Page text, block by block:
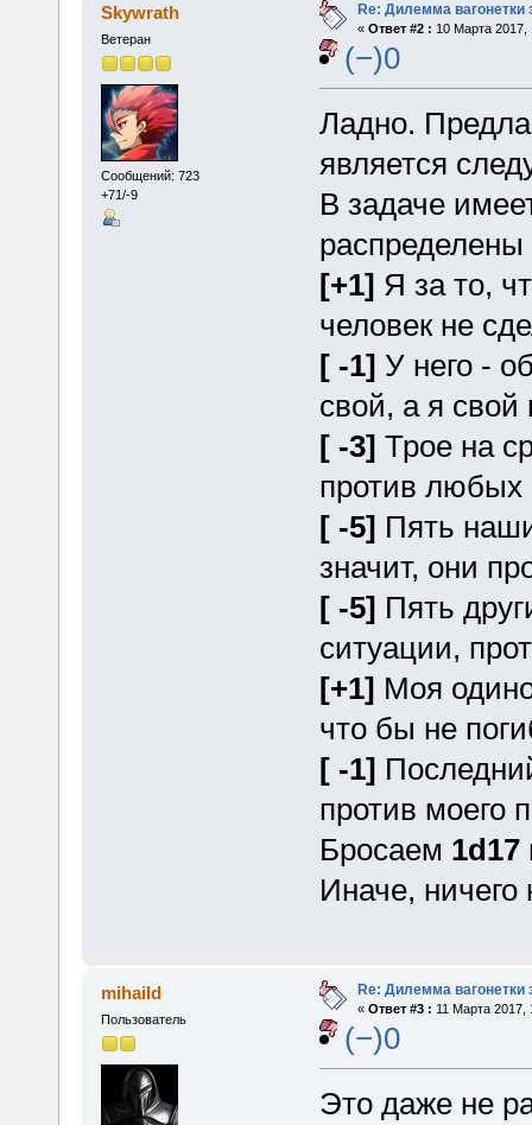
Skywrath
Ветеран
Сообщений: 723
+71/-9
Re: Дилемма вагонетки
« Ответ #2 : 10 Марта 2017,
(−)0
Ладно.
является
В задаче
[+1] Я за то,
человек не
[ -1] У него -
свой, а я свой
[ -3] Трое на
против любых
[ -5] Пять
значит, они
[ -5] Пять
ситуации,
[+1] Моя
что бы не
[ -1]
против моего
Бросаем 1d17
Иначе, ничего
mihaild
Пользователь
Re: Дилемма вагонетки
« Ответ #3 : 11 Марта 2017,
(−)0
Это даже не